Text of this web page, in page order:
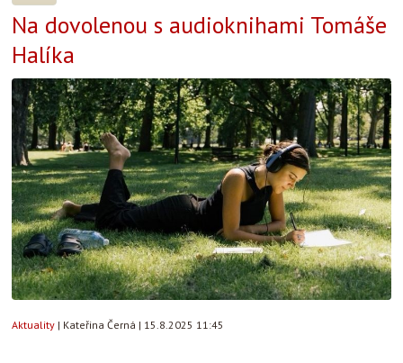
Na dovolenou s audioknihami Tomáše
Halíka
Aktuality | Kateřina Černá | 15.8.2025 11:45